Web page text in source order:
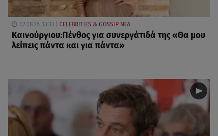
07.08.26, 13:33 CELEBRITIES & GOSSIP ΝΕΑ
Καινούργιου:Πένθος για συνεργάτιδά της «Θα μου
λείπεις πάντα και για πάντα»